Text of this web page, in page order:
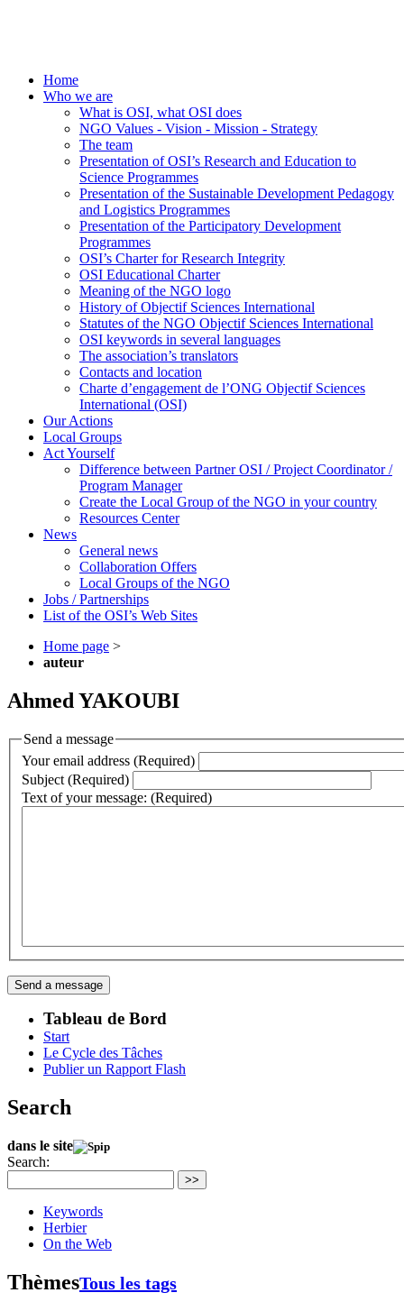
Home
Who we are
What is OSI, what OSI does
NGO Values - Vision - Mission - Strategy
The team
Presentation of OSI’s Research and Education to
Science Programmes
Presentation of the Sustainable Development Pedagogy
and Logistics Programmes
Presentation of the Participatory Development
Programmes
OSI’s Charter for Research Integrity
OSI Educational Charter
Meaning of the NGO logo
History of Objectif Sciences International
Statutes of the NGO Objectif Sciences International
OSI keywords in several languages
The association’s translators
Contacts and location
Charte d’engagement de l’ONG Objectif Sciences
International (OSI)
Our Actions
Local Groups
Act Yourself
Difference between Partner OSI / Project Coordinator /
Program Manager
Create the Local Group of the NGO in your country
Resources Center
News
General news
Collaboration Offers
Local Groups of the NGO
Jobs / Partnerships
List of the OSI’s Web Sites
Home page >
auteur
Ahmed YAKOUBI
Send a message
Your email address (Required)
Subject (Required)
Text of your message: (Required)
Tableau de Bord
Start
Le Cycle des Tâches
Publier un Rapport Flash
Search
dans le site
Search:
>>
Keywords
Herbier
On the Web
ThèmesTous les tags